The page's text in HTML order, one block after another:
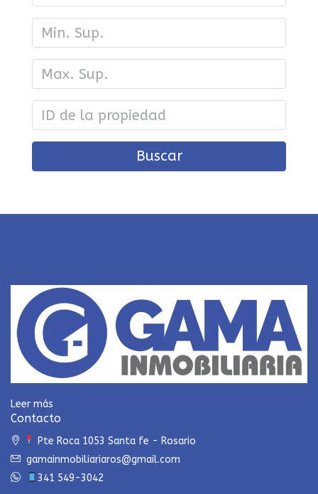
Buscar
Leer más
Contacto
Pte Roca 1053 Santa fe - Rosario
gamainmobiliariaros@gmail.com
341 549-3042